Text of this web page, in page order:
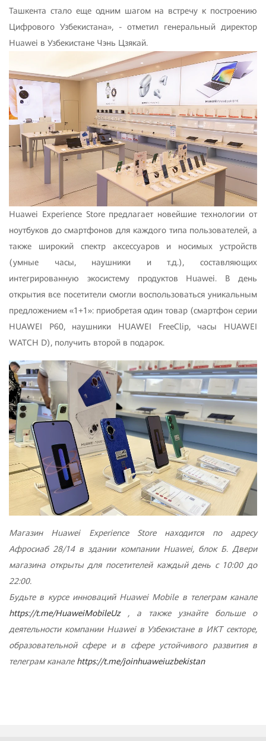
Ташкента стало еще одним шагом на встречу к построению
Цифрового Узбекистана», - отметил генеральный директор
Huawei в Узбекистане Чэнь Цзякай.
Huawei Experience Store предлагает новейшие технологии от
ноутбуков до смартфонов для каждого типа пользователей, а
также широкий спектр аксессуаров и носимых устройств
(умные часы, наушники и т.д.), составляющих
интегрированную экосистему продуктов Huawei. В день
открытия все посетители смогли воспользоваться уникальным
предложением «1+1»: приобретая один товар (смартфон серии
HUAWEI P60, наушники HUAWEI FreeClip, часы HUAWEI
WATCH D), получить второй в подарок.
Магазин Huawei Experience Storeнаходится по адресу
Афросиаб 28/14 в здании компании Huawei, блок Б. Двери
магазина открыты для посетителей каждый день с 10:00 до
22:00.
Будьте в курсе инноваций Huawei Mobileв телеграм канале
https://t.me/HuaweiMobileUz, а также узнайте больше о
деятельности компании Huaweiв Узбекистане в ИКТ секторе,
образовательной сфере и в сфере устойчивого развития в
телеграм канале https://t.me/joinhuaweiuzbekistan